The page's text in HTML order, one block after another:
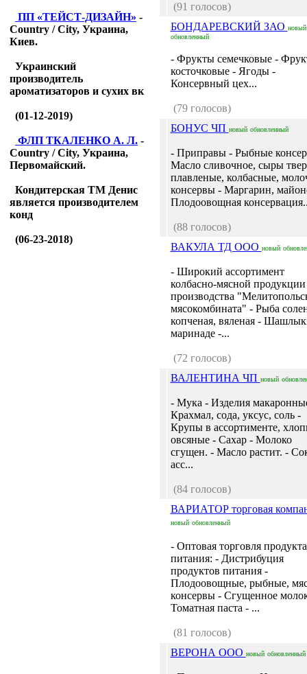
ПП «ТЕЙСТ-ДИЗАЙН» -
Country / City, Украина,
Киев.
Украинский
производитель
ароматизаторов и сухих вк
(01-12-2019)
ФЛП ТКАЛЕНКО А. Л. -
Country / City, Украина,
Первомайский.
Кондитерская ТМ Денис
является производителем
конд
(06-23-2018)
(91 голосов)
БОНДАРЕВСКИЙ ЗАО новый
обновленный
- Фрукты семечковые -
косточковые - Ягоды -
Консервный цех...
(79 голосов)
БОНУС ЧП новый обновленный
- Приправы - Рыбные
Масло сливочное, сыры
плавленые, колбасные,
консервы - Маргарин,
Плодоовощная
(88 голосов)
ВАКУЛА ТД ООО новый
- Широкий ассортимент
колбасно-мясной продукции
производства
мясокомбината" - Рыба
копченая, вяленая -
маринаде -...
(72 голосов)
ВАЛЕНТИНА ЧП новый
- Мука - Изделия
Крахмал, сода, уксус, соль -
Крупы в ассортименте,
овсяные - Сахар - Молоко
сгущен. - Масло растит. -
асс...
(84 голосов)
ВАРИАТОР торговая
новый обновленный
- Оптовая торговля
питания: - Дистрибуция
продуктов питания -
Плодоовощные, рыбные,
консервы - Сгущенное
Томатная паста - ...
(81 голосов)
ВЕРОНА ООО новый обновленный